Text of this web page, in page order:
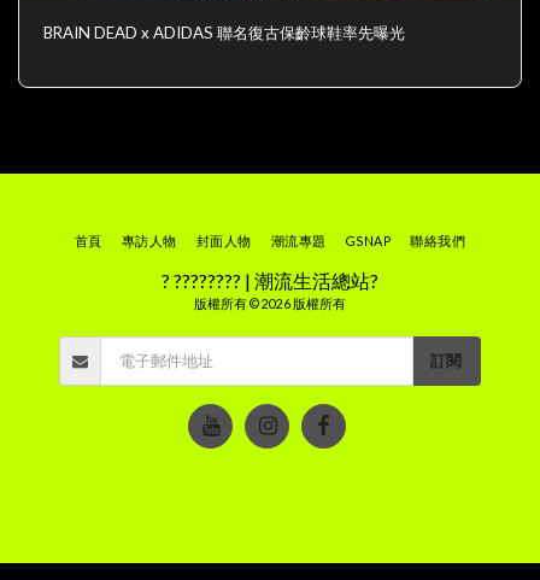
BRAIN DEAD x ADIDAS 聯名復古保齡球鞋率先曝光
? ???????? | 潮流生活總站?
版權所有 © 2026 版權所有
首頁 專訪人物 封面人物 潮流專題 GSNAP 聯絡我們
訂閱